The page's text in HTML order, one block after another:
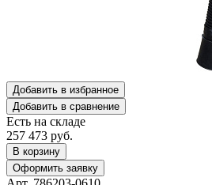
Добавить в избранное
Добавить в сравнение
Есть на складе
257 473 руб.
В корзину
Оформить заявку